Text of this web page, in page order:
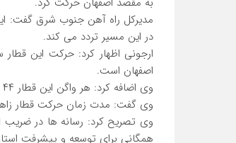
مديركل راه آهن جنوب شرق گفت:
در اين مسير تردد مي كند.
اصفهان است.
وي اضافه كرد: هر واگن اين قطار ۴۴ نفر ظرفيت دارد و هر بليط آن با قيمت ۷۲۲ هزار و ۵۰۰ ريال فروخته مي شود.
وي گفت: مدت زمان حركت قطار زاهدان –
وي تصريح كرد: رسانه ها در ضريب
همگاني براي توسعه و پيشرفت